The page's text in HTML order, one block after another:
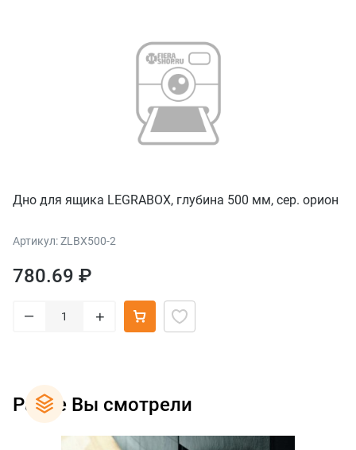
Дно для ящика LEGRABOX, глубина 500 мм, сер. орион
Артикул: ZLBX500-2
780.69 ₽
– +
Ранее Вы смотрели